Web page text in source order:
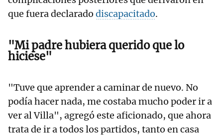
que fuera declarado discapacitado.
"Mi padre hubiera querido que lo
hiciese"
"Tuve que aprender a caminar de nuevo. No
podía hacer nada, me costaba mucho poder ir a
ver al Villa", agregó este aficionado, que ahora
trata de ir a todos los partidos, tanto en casa